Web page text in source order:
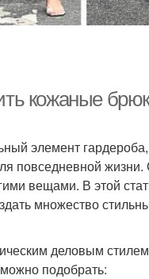
кожаные
элемент
повседневной
вещами. В этой
множество
деловым
подобрать: